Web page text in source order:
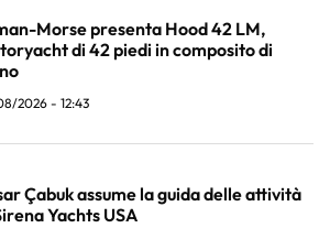
Morse presenta Hood 42 LM,
di 42 piedi in composito di
2026 - 12:43
Çabuk assume la guida delle attività
Yachts USA